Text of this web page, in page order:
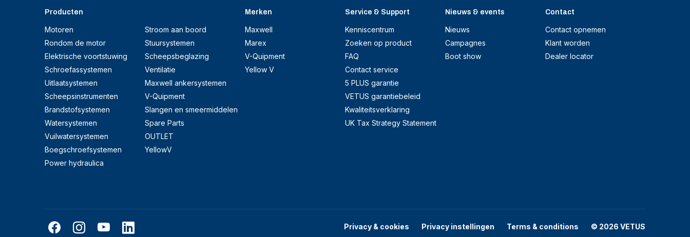
Producten
Motoren
Rondom de motor
Elektrische voortstuwing
Schroefassystemen
Uitlaatsystemen
Scheepsinstrumenten
Brandstofsystemen
Watersystemen
Vuilwatersystemen
Boegschroefsystemen
Power hydraulica
Stroom aan boord
Stuursystemen
Scheepsbeglazing
Ventilatie
Maxwell ankersystemen
V-Quipment
Slangen en smeermiddelen
Spare Parts
OUTLET
YellowV
Merken
Maxwell
Marex
V-Quipment
Yellow V
Service & Support
Kenniscentrum
Zoeken op product
FAQ
Contact service
5 PLUS garantie
VETUS garantiebeleid
Kwaliteitsverklaring
UK Tax Strategy Statement
Nieuws & events
Nieuws
Campagnes
Boot show
Contact
Contact opnemen
Klant worden
Dealer locator
Privacy & cookies Privacy instellingen Terms & conditions © 2026 VETUS